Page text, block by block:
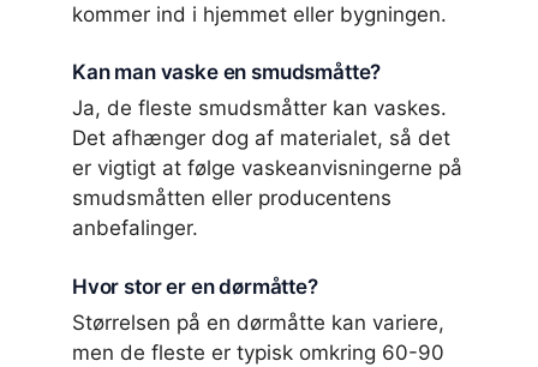
kommer ind i hjemmet eller bygningen.
Kan man vaske en smudsmåtte?
Ja, de fleste smudsmåtter kan vaskes.
Det afhænger dog af materialet, så det
er vigtigt at følge vaskeanvisningerne på
smudsmåtten eller producentens
anbefalinger.
Hvor stor er en dørmåtte?
Størrelsen på en dørmåtte kan variere,
men de fleste er typisk omkring 60-90